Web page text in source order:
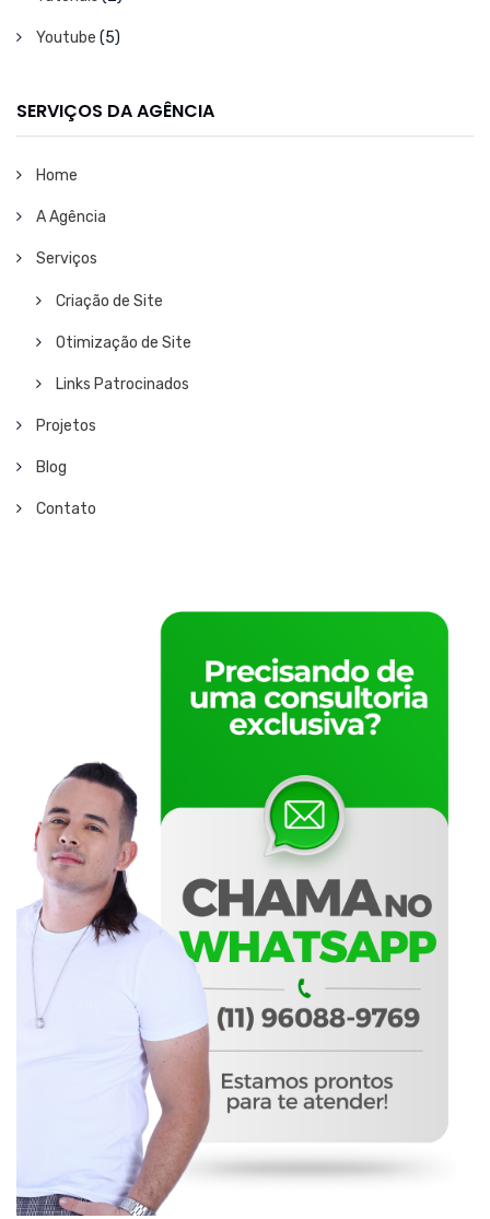
Youtube (5)
SERVIÇOS DA AGÊNCIA
Home
A Agência
Serviços
Criação de Site
Otimização de Site
Links Patrocinados
Projetos
Blog
Contato